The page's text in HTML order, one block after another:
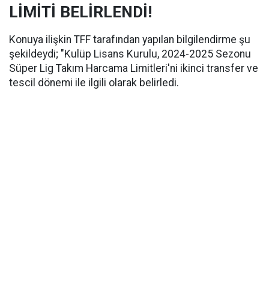
LİMİTİ BELİRLENDİ!
Konuya ilişkin TFF tarafından yapılan bilgilendirme şu
şekildeydi; "Kulüp Lisans Kurulu, 2024-2025 Sezonu
Süper Lig Takım Harcama Limitleri'ni ikinci transfer ve
tescil dönemi ile ilgili olarak belirledi.